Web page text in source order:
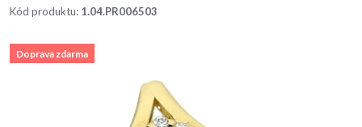
Kód produktu: 1.04.PR006503
Doprava zdarma